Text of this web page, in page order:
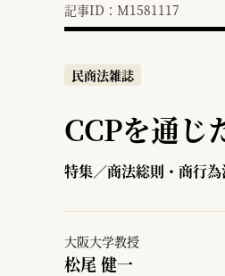
記事ID：M1581117
民商法雑誌
CCPを通じ
特集／商法総則・商行
大阪大学教授
松尾 健一